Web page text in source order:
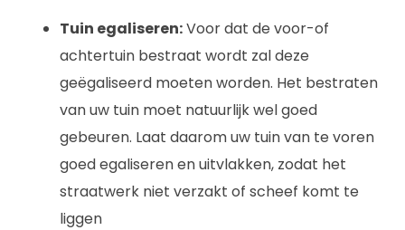
Tuin egaliseren:Voor dat de voor-of
achtertuin bestraat wordt zal deze
geëgaliseerd moeten worden. Het bestraten
van uw tuin moet natuurlijk wel goed
gebeuren. Laat daarom uw tuin van te voren
goed egaliseren en uitvlakken, zodat het
straatwerk niet verzakt of scheef komt te
liggen